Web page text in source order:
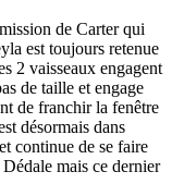
de Carter qui
est toujours retenue
2 vaisseaux engagent
de taille et engage
de franchir la fenêtre
désormais dans
continue de se faire
mais ce dernier